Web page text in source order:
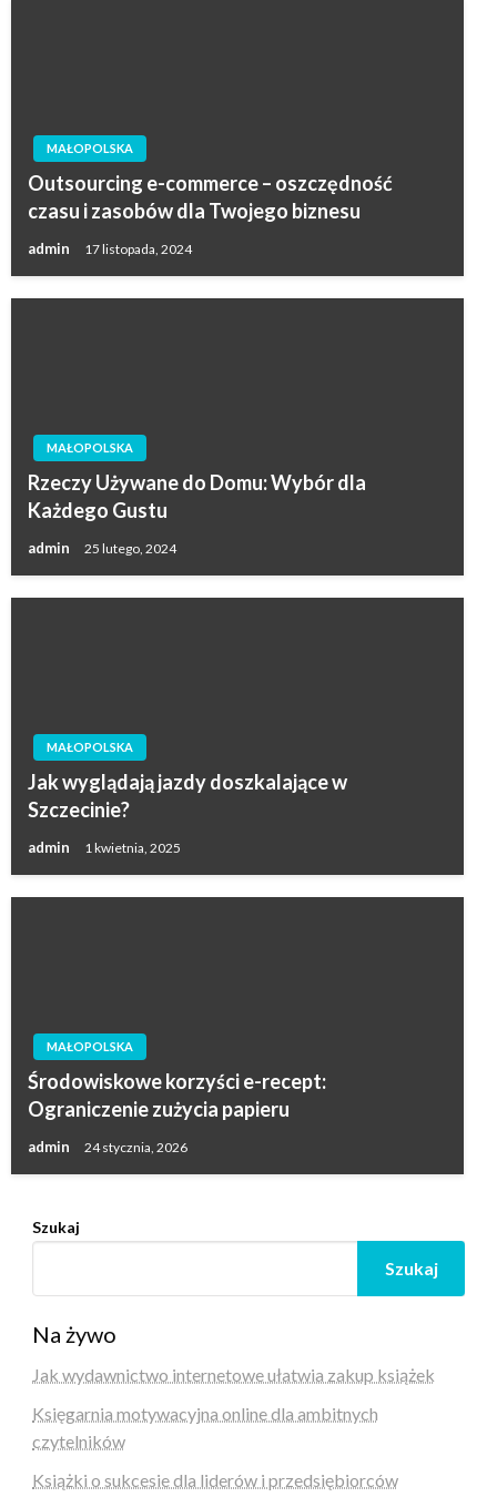
MAŁOPOLSKA
Outsourcing e-commerce – oszczędność
czasu i zasobów dla Twojego biznesu
admin 17 listopada, 2024
MAŁOPOLSKA
Rzeczy Używane do Domu: Wybór dla
Każdego Gustu
admin 25 lutego, 2024
MAŁOPOLSKA
Jak wyglądają jazdy doszkalające w
Szczecinie?
admin 1 kwietnia, 2025
MAŁOPOLSKA
Środowiskowe korzyści e-recept:
Ograniczenie zużycia papieru
admin 24 stycznia, 2026
Szukaj
Szukaj
Na żywo
Jak wydawnictwo internetowe ułatwia zakup książek
Księgarnia motywacyjna online dla ambitnych
czytelników
Książki o sukcesie dla liderów i przedsiębiorców